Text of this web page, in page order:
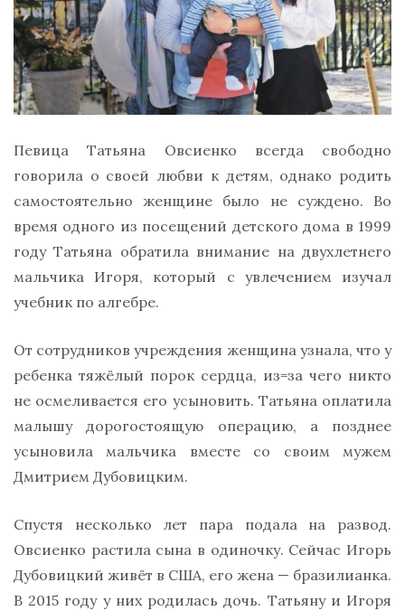
Певица Татьяна Овсиенко всегда свободно
говорила о своей любви к детям, однако родить
самостоятельно женщине было не суждено. Во
время одного из посещений детского дома в 1999
году Татьяна обратила внимание на двухлетнего
мальчика Игоря, который с увлечением изучал
учебник по алгебре.
От сотрудников учреждения женщина узнала, что у
ребенка тяжёлый порок сердца, из=за чего никто
не осмеливается его усыновить. Татьяна оплатила
малышу дорогостоящую операцию, а позднее
усыновила мальчика вместе со своим мужем
Дмитрием Дубовицким.
Спустя несколько лет пара подала на развод.
Овсиенко растила сына в одиночку. Сейчас Игорь
Дубовицкий живёт в США, его жена — бразилианка.
В 2015 году у них родилась дочь. Татьяну и Игоря